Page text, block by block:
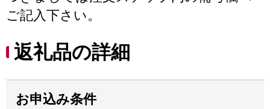
ご記入下さい。
返礼品の詳細
お申込み条件